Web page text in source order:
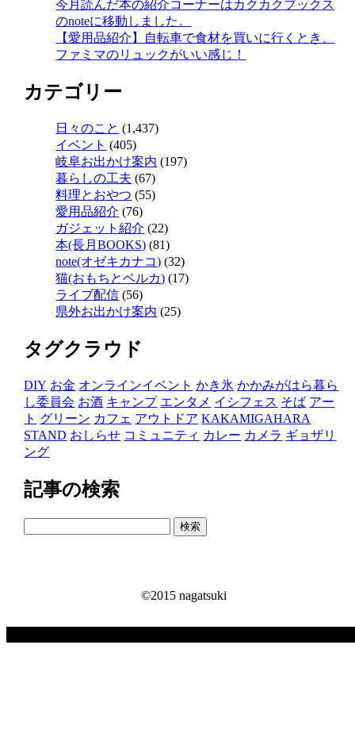
今月読んだ本の紹介コーナーはカクカクブックス
のnoteに移動しました。
【愛用品紹介】自転車で食材を買いに行くとき、
ファミマのリュックがいい感じ！
カテゴリー
日々のこと (1,437)
イベント (405)
岐阜お出かけ案内 (197)
暮らしの工夫 (67)
料理とおやつ (55)
愛用品紹介 (76)
ガジェット紹介 (22)
本(長月BOOKS) (81)
note(オゼキカナコ) (32)
猫(おもちとベルカ) (17)
ライブ配信 (56)
県外お出かけ案内 (25)
タグクラウド
DIY お金 オンラインイベント かき氷 かかみがはら暮ら
し委員会 お酒 キャンプ エンタメ イシフェス そば アー
ト グリーン カフェ アウトドア KAKAMIGAHARA
STAND おしらせ コミュニティ カレー カメラ ギョザリ
ング
記事の検索
©2015 nagatsuki